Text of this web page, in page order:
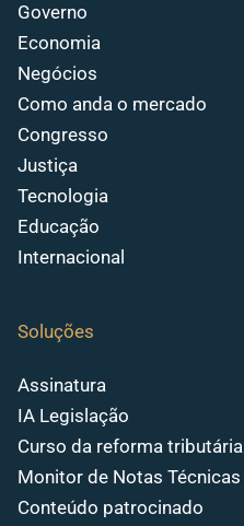
Governo
Economia
Negócios
Como anda o mercado
Congresso
Justiça
Tecnologia
Educação
Internacional
Soluções
Assinatura
IA Legislação
Curso da reforma tributária
Monitor de Notas Técnicas
Conteúdo patrocinado